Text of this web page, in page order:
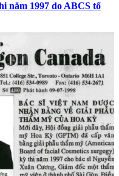
năm 1997 do ABCS tổ